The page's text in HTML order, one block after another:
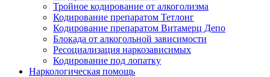
Тройное кодирование от алкоголизма
Кодирование препаратом Тетлонг
Кодирование препаратом Витамерц Депо
Блокада от алкогольной зависимости
Ресоциализация наркозависимых
Кодирование под лопатку
Наркологическая помощь